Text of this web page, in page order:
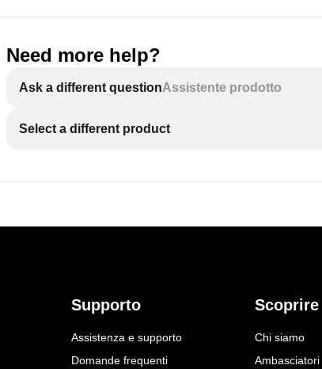
Need more help?
Ask a different questionAssistente prodotto
Select a different product
Supporto
Assistenza e supporto
Domande frequenti
Scoprire
Chi siamo
Ambasciatori